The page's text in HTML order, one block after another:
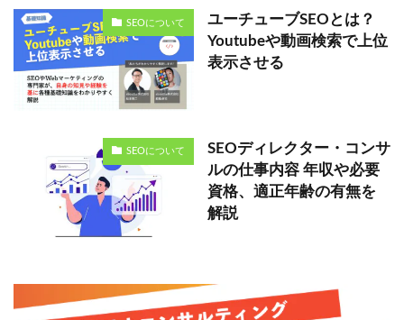
SEOについて
ユーチューブSEOとは？
Youtubeや動画検索で上位
表示させる
SEOについて
SEOディレクター・コンサ
ルの仕事内容 年収や必要
資格、適正年齢の有無を
解説